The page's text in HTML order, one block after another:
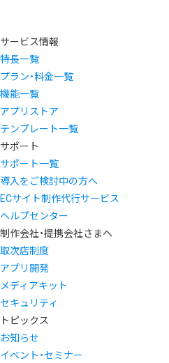
サービス情報
特長一覧
プラン・料金一覧
機能一覧
アプリストア
テンプレート一覧
サポート
サポート一覧
導入をご検討中の方へ
ECサイト制作代行サービス
ヘルプセンター
制作会社・提携会社さまへ
取次店制度
アプリ開発
メディアキット
セキュリティ
トピックス
お知らせ
イベント・セミナー